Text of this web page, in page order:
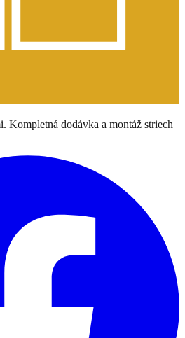
Kompletná dodávka a montáž striech